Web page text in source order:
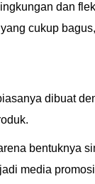
dan
cukup
dibuat
bentuknya
media